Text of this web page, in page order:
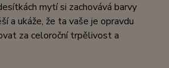
mytí si zachovává barvy
a ukáže, že ta vaše je opravdu
za celoroční trpělivost a